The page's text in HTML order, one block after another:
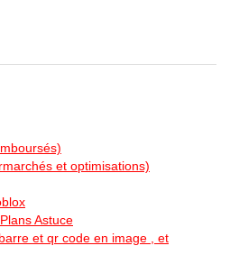
et optimisations)
Astuce
et qr code en image , et